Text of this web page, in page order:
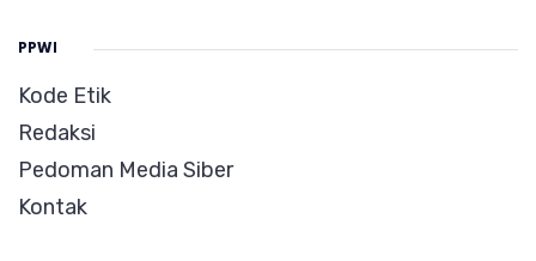
PPWI
Kode Etik
Redaksi
Pedoman Media Siber
Kontak